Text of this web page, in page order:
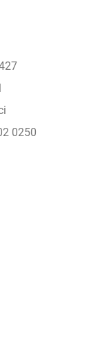
0250